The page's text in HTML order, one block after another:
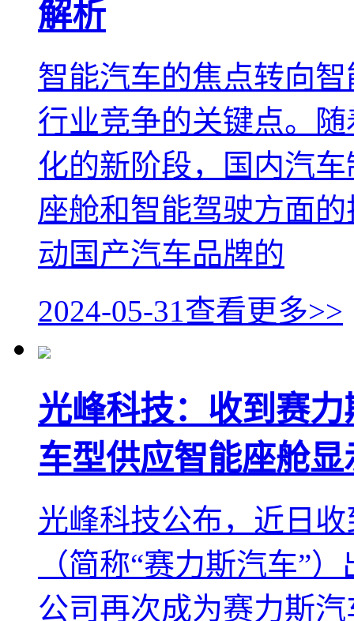
解析
智能汽车的焦点转向
行业竞争的关键点。
化的新阶段，国内汽
座舱和智能驾驶方面
动国产汽车品牌的
2024-05-31查看更多>>
光峰科技：收到赛
车型供应智能座舱显
光峰科技公布，近日
（简称“赛力斯汽车”
公司再次成为赛力斯